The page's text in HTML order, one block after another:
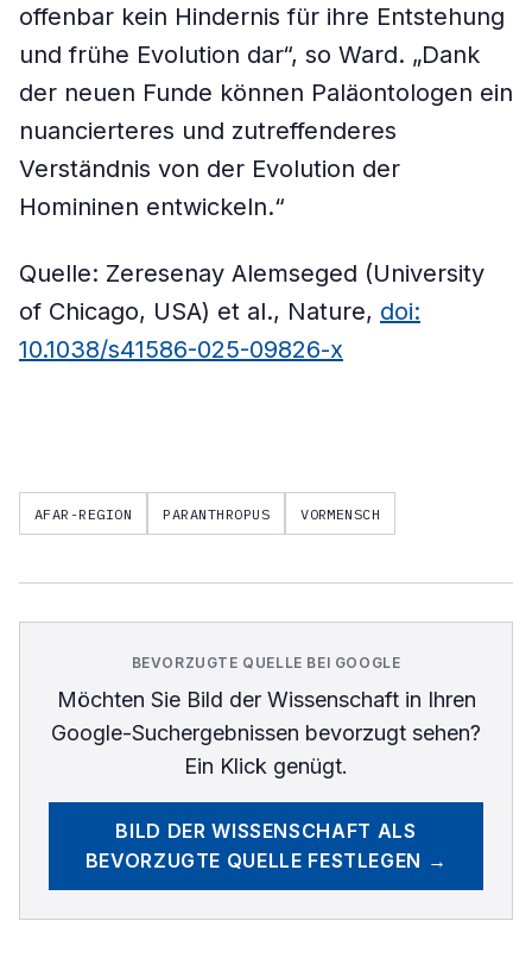
offenbar kein Hindernis für ihre Entstehung
und frühe Evolution dar“, so Ward. „Dank
der neuen Funde können Paläontologen ein
nuancierteres und zutreffenderes
Verständnis von der Evolution der
Homininen entwickeln.“
Quelle: Zeresenay Alemseged (University
of Chicago, USA) et al., Nature, doi:
10.1038/s41586-025-09826-x
AFAR-REGION PARANTHROPUS VORMENSCH
BEVORZUGTE QUELLE BEI GOOGLE
Möchten Sie Bild der Wissenschaftin Ihren
Google-Suchergebnissen bevorzugt sehen?
Ein Klick genügt.
BILD DER WISSENSCHAFT ALS
BEVORZUGTE QUELLE FESTLEGEN →